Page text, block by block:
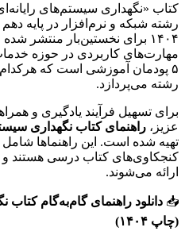
کتاب «نگهداری سیستم‌های
رشته شبکه و نرم‌افزار در پایه
۱۴۰۴ برای نخستین‌بار
مهارت‌های کاربردی در حوزه
۵ پودمان آموزشی است که
رشته می‌پردازد.
برای تسهیل فرآیند یادگیری و
عزیز، راهنمای کتاب نگهداری
تهیه شده است. این راهنماها
ارائه می‌شوند.
📥 دانلود راهنمای گام‌به‌گام کتاب
(چاپ ۱۴۰۴)